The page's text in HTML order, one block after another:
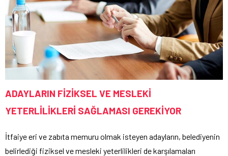
ADAYLARIN FİZİKSEL VE MESLEKİ
YETERLİLİKLERİ SAĞLAMASI GEREKİYOR
İtfaiye eri ve zabıta memuru olmak isteyen adayların, belediyenin
belirlediği fiziksel ve mesleki yeterlilikleri de karşılamaları